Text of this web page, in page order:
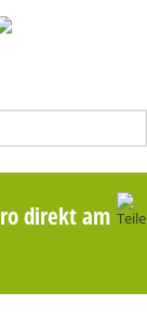
direkt am